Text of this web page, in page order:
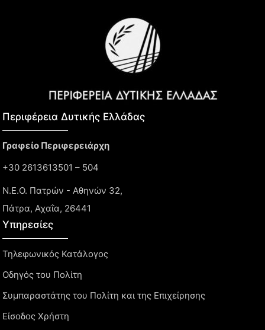
Περιφέρεια Δυτικής Ελλάδας​
Γραφείο Περιφερειάρχη
+30 2613613501 – 504
Ν.Ε.Ο. Πατρών - Αθηνών 32,
Πάτρα, Αχαΐα, 26441
Υπηρεσίες
Τηλεφωνικός Κατάλογος
Οδηγός του Πολίτη
Συμπαραστάτης του Πολίτη και της Επιχείρησης
Είσοδος Χρήστη